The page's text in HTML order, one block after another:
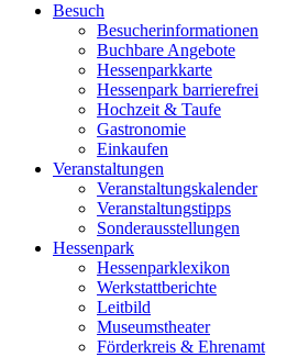
Besuch
Besucherinformationen
Buchbare Angebote
Hessenparkkarte
Hessenpark barrierefrei
Hochzeit & Taufe
Gastronomie
Einkaufen
Veranstaltungen
Veranstaltungskalender
Veranstaltungstipps
Sonderausstellungen
Hessenpark
Hessenparklexikon
Werkstattberichte
Leitbild
Museumstheater
Förderkreis & Ehrenamt